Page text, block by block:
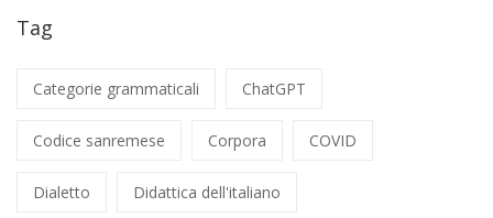
Tag
Categorie grammaticali ChatGPT
Codice sanremese Corpora COVID
Dialetto Didattica dell'italiano